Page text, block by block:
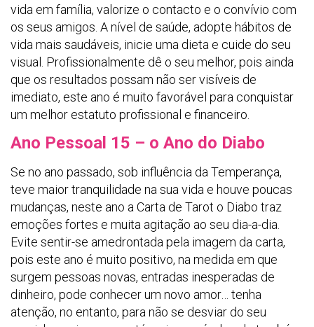
vida em família, valorize o contacto e o convívio com
os seus amigos. A nível de saúde, adopte hábitos de
vida mais saudáveis, inicie uma dieta e cuide do seu
visual. Profissionalmente dê o seu melhor, pois ainda
que os resultados possam não ser visíveis de
imediato, este ano é muito favorável para conquistar
um melhor estatuto profissional e financeiro.
Ano Pessoal 15 – o Ano do Diabo
Se no ano passado, sob influência da Temperança,
teve maior tranquilidade na sua vida e houve poucas
mudanças, neste ano a Carta de Tarot o Diabo traz
emoções fortes e muita agitação ao seu dia-a-dia.
Evite sentir-se amedrontada pela imagem da carta,
pois este ano é muito positivo, na medida em que
surgem pessoas novas, entradas inesperadas de
dinheiro, pode conhecer um novo amor… tenha
atenção, no entanto, para não se desviar do seu